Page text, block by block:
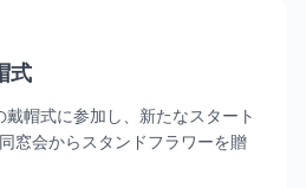
式
戴帽式に参加し、新たなスタート
窓会からスタンドフラワーを贈